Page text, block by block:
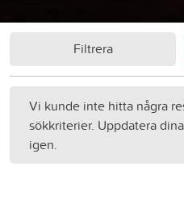
Filtrera
Vi kunde inte hitta några
sökkriterier. Uppdatera
igen.